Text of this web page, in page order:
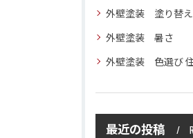
外壁塗装 塗り替え メ
外壁塗装 暑さ
外壁塗装 色選び 住宅
最近の投稿